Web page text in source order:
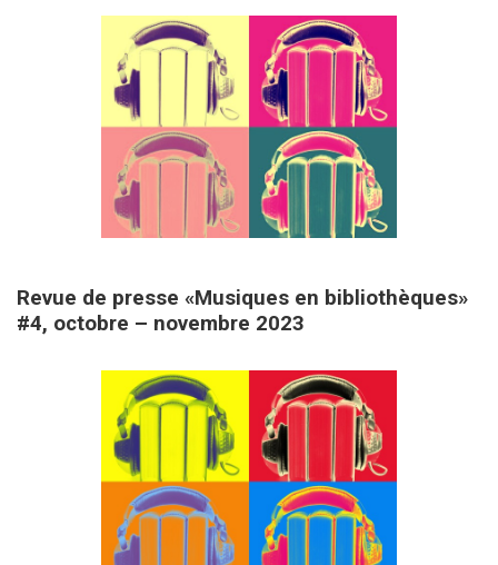
Revue de presse «Musiques en bibliothèques»
#4, octobre – novembre 2023